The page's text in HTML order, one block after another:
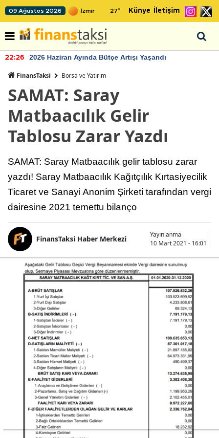
09 Ağustos 2026 27° Künye İletişim
22:26 2026 Haziran Ayında Bütçe Artışı Yaşandı
FinansTaksi Borsa ve Yatırım
SAMAT: Saray
Matbaacılık Gelir
Tablosu Zarar Yazdı
SAMAT: Saray Matbaacılık gelir tablosu zarar
yazdı! Saray Matbaacılık Kağıtçılık Kırtasiyecilik
Ticaret ve Sanayi Anonim Şirketi tarafından vergi
dairesine 2021 temettu bilanço
FinansTaksi Haber Merkezi
Yayınlanma
10 Mart 2021 - 16:01